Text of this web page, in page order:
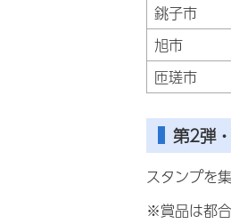
銚子市
旭市
匝瑳市
第2弾
スタンプを
※賞品は都